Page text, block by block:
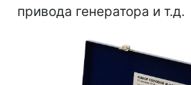
привода генератора и т.д.